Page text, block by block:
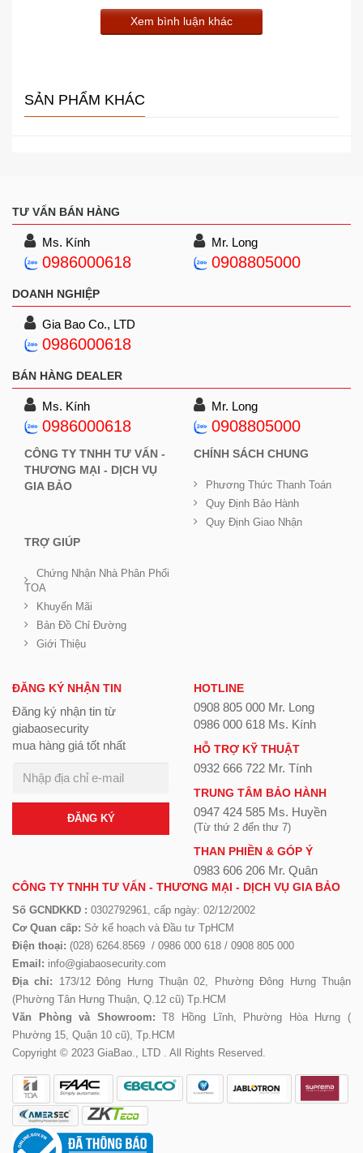
Xem bình luận khác
SẢN PHẨM KHÁC
TƯ VẤN BÁN HÀNG
Ms. Kính
0986000618
Mr. Long
0908805000
DOANH NGHIỆP
Gia Bao Co., LTD
0986000618
BÁN HÀNG DEALER
Ms. Kính
0986000618
Mr. Long
0908805000
CÔNG TY TNHH TƯ VẤN -
THƯƠNG MẠI - DỊCH VỤ
GIA BẢO
CHÍNH SÁCH CHUNG
Phương Thức Thanh Toán
Quy Định Bảo Hành
Quy Định Giao Nhận
TRỢ GIÚP
Chứng Nhận Nhà Phân Phối
TOA
Khuyến Mãi
Bản Đồ Chỉ Đường
Giới Thiệu
ĐĂNG KÝ NHẬN TIN
Đăng ký nhận tin từ
giabaosecurity
mua hàng giá tốt nhất
ĐĂNG KÝ
HOTLINE
0908 805 000 Mr. Long
0986 000 618 Ms. Kính
HỖ TRỢ KỸ THUẬT
0932 666 722 Mr. Tính
TRUNG TÂM BẢO HÀNH
0947 424 585 Ms. Huyền
(Từ thứ 2 đến thư 7)
THAN PHIỀN & GÓP Ý
0983 606 206 Mr. Quân
CÔNG TY TNHH TƯ VẤN - THƯƠNG MẠI - DỊCH VỤ GIA BẢO
Số GCNDKKD : 0302792961, cấp ngày: 02/12/2002
Cơ Quan cấp: Sở kế hoạch và Đầu tư TpHCM
Điện thoại: (028) 6264.8569 / 0986 000 618 / 0908 805 000
Email: info@giabaosecurity.com
Địa chỉ: 173/12 Đông Hưng Thuận 02, Phường Đông Hưng Thuận
(Phường Tân Hưng Thuận, Q.12 cũ) Tp.HCM
Văn Phòng và Showroom: T8 Hồng Lĩnh, Phường Hòa Hưng (
Phường 15, Quận 10 cũ), Tp.HCM
Copyright © 2023 GiaBao., LTD . All Rights Reserved.